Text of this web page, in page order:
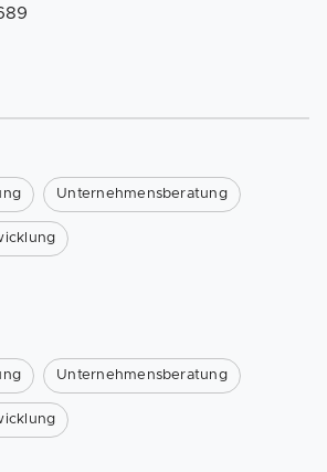
Unternehmensberatung
Unternehmensberatung